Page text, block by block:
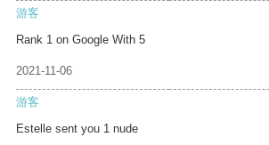
游客
Rank 1 on Google With 5
2021-11-06
游客
Estelle sent you 1 nude